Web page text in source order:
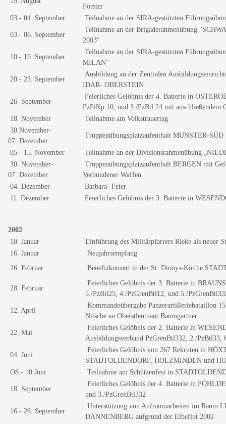
Förster
03.- 04. September
Teilnahme an der SIRA-gestützten
03.- 06. September
Teilnahme an der Brigaderahmenübung
2003"
10.- 19. September
Teilnahme an der SIRA-gestützten
MILAN"
20.- 23. September
Ausbildung an der Zentralen
IDAR- OBERSTEIN
26. September
Feierliches Gelöbnis der 4. Batterie in
PzPiKp 10, und 3./PzBtl 24 mit anschließendem
18. November
Teilnahme am Volkstrauertag
30.November-
07. Dezember
Truppenübungsplatzaufenthalt MUNSTER-SÜD
05.- 15. November
Teilnahme an der Divisionsrahmenübung
30. November-
07. Dezember
Truppenübungsplatzaufenthalt BERGEN mit
Verbundener Waffen
04. Dezember
Barbara- Feier
11. Dezember
Feierliches Gelöbnis der 3. Batterie in
2002
10. Januar
Einführung des Militärpfarrers Rieke als neuer
16. Januar
Neujahrsempfang
26. Februar
Benefizkonzert in der St. Dionys-Kirche
28. Februar
Feierliches Gelöbnis der 3. Batterie in
5./PzBtl25, 4./PzGrenBtl12, und 5./
12. April
Kommandoübergabe Panzerartilleriebataillon
Nitsche an Oberstleutnant Baumgartner
22. Mai
Feierliches Gelöbnis der 2. Batterie in
Ausbildungsverband PzGrenBtl332, 2./PzBtl33,
04. Juni
Feierliches Gelöbnis von 267 Rekruten in
STADTOLDENDORF, HOLZMINDEN und
O8.- 10.Juni
Teilnahme am Schützenfest in
18. September
Feierliches Gelöbnis der 4. Batterie in
und 3./PzGrenBtl332
16.- 26. September
Unterstützung von Aufräumarbeiten im Raum
DANNENBERG aufgrund der Elbeflut 2002